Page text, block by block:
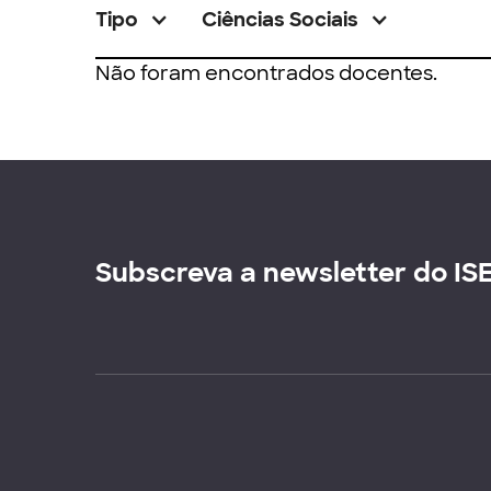
Tipo Ciências Sociais
Não foram encontrados docentes.
Subscreva a newsletter do